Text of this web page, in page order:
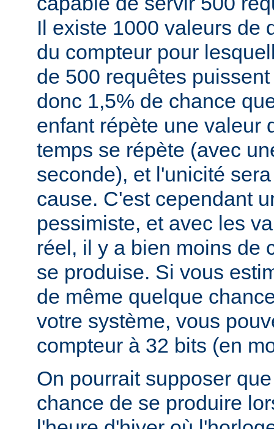
Il existe 1000 valeurs de
du compteur pour
de 500 requêtes
donc 1,5% de chance
enfant répète une valeur
temps se répète (avec
seconde), et l'unicité
cause. C'est cependant
pessimiste, et avec les
réel, il y a bien moins de
se produise. Si vous
de même quelque
votre système, vous
compteur à 32 bits (en
On pourrait supposer
chance de se produire